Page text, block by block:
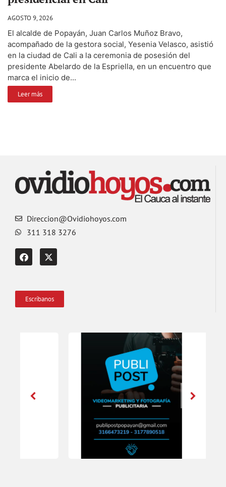
AGOSTO 9, 2026
El alcalde de Popayán, Juan Carlos Muñoz Bravo,
acompañado de la gestora social, Yesenia Velasco, asistió
en la ciudad de Cali a la ceremonia de posesión del
presidente Abelardo de la Espriella, en un encuentro que
marca el inicio de...
Leer más
Direccion@Ovidiohoyos.com
311 318 3276
Escríbanos